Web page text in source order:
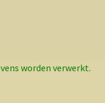
worden verwerkt.